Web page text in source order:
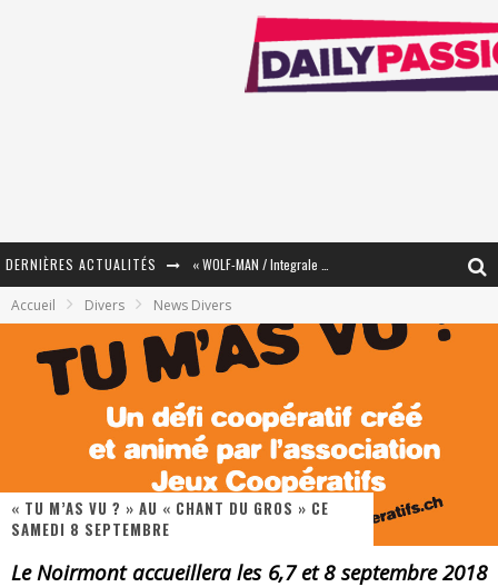
DERNIÈRES ACTUALITÉS
Star Fox
PsyRiver 2026 : la magie revient sur les rives de l’Aar
« Dr Wertham / L’homme qui étudia les tueurs en série » - Un Métier à Risque !
Accueil Divers News Divers
« TU M’AS VU ? » AU « CHANT DU GROS » CE
SAMEDI 8 SEPTEMBRE
Le Noirmont accueillera les 6,7 et 8 septembre 2018